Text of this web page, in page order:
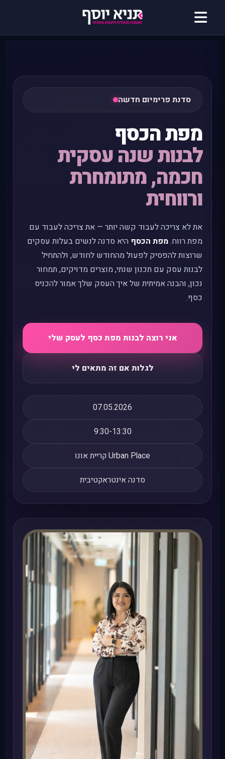
סדנת פרימיום חדשה
מפת הכסף
לבנות שנה עסקית
חכמה, מתומחרת
ורווחית
את לא צריכה לעבוד קשה יותר — את צריכה לעבוד עם
מפת רווח.מפת הכסף היא סדנה לנשים בעלות עסקים
שרוצות להפסיק לפעול מהחודש לחודש, ולהתחיל
לבנות עסק עם תכנון שנתי, מוצרים מדויקים, תמחור
נכון, והבנה אמיתית של איך העסק שלך אמור להכניס
כסף.
אני רוצה לבנות מפת כסף לעסק שלי
לגלות אם זה מתאים לי
07.05.2026
9:30-13:30
Urban Place קריית אונו
סדנה אינטראקטיבית